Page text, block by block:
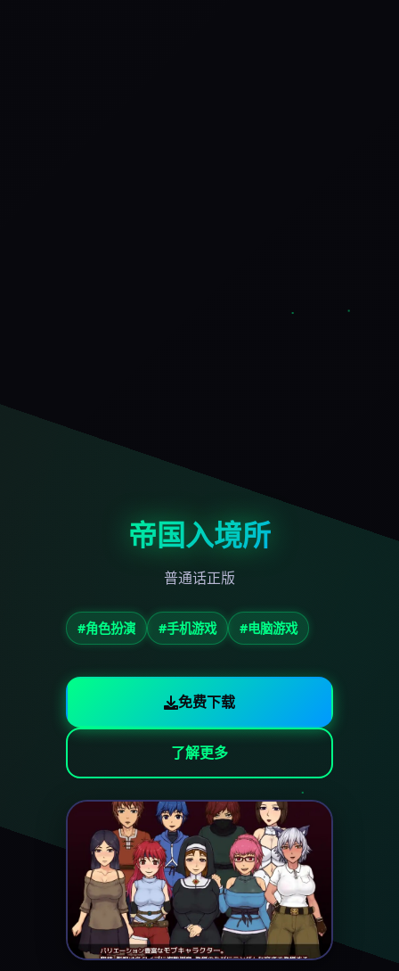
帝国入境所
普通话正版
#角色扮演 #手机游戏 #电脑游戏
免费下载
了解更多